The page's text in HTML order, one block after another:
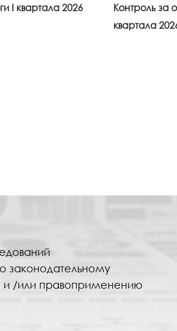
I квартала 2026
Контроль за
квартала
законодательному
и /или правоприменению